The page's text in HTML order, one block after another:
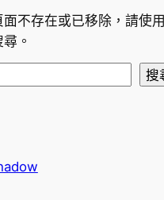
面不存在或已移除，請使
。
搜